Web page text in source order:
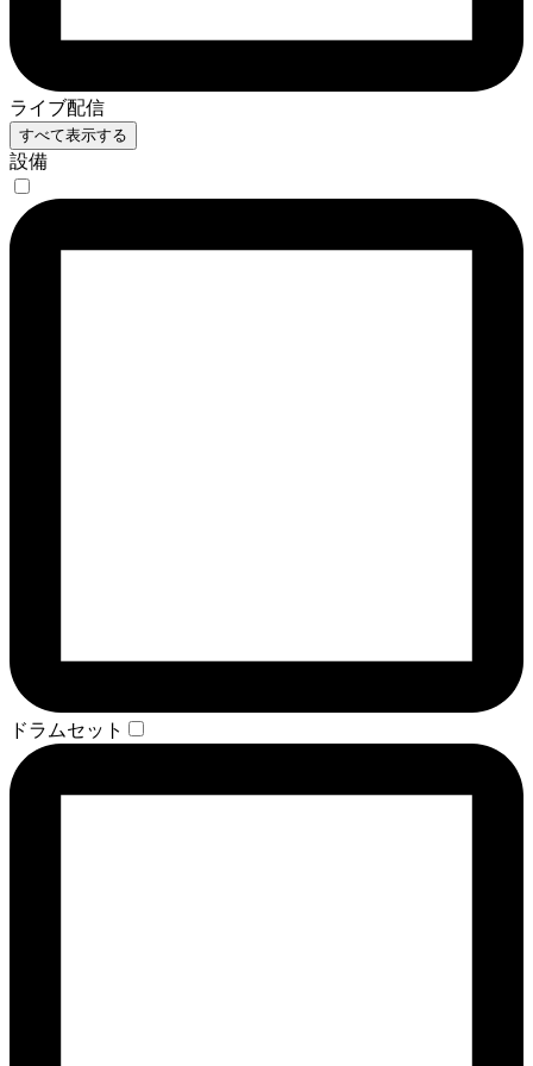
ライブ配信
すべて表示する
設備
ドラムセット